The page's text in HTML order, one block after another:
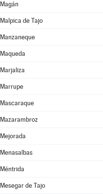
Magán
Malpica de Tajo
Manzaneque
Maqueda
Marjaliza
Marrupe
Mascaraque
Mazarambroz
Mejorada
Menasalbas
Méntrida
Mesegar de Tajo